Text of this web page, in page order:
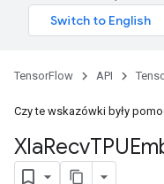
TensorFlow API
Czy te wskazówki były
XlaRecv